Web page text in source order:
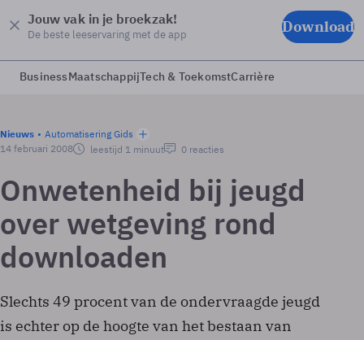
Jouw vak in je broekzak!
De beste leeservaring met de app Download
BusinessMaatschappijTech & ToekomstCarrière
Nieuws
Automatisering Gids
14 februari 2008
leestijd 1 minuut 0 reacties
Onwetenheid bij jeugd
over wetgeving rond
downloaden
Slechts 49 procent van de ondervraagde jeugd
is echter op de hoogte van het bestaan van